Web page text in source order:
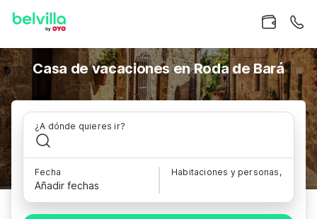
Casa de vacaciones en Roda de Bará
¿A dónde quieres ir?
Fecha
Añadir fechas
Habitaciones y personas,